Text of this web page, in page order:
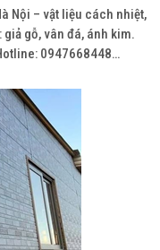
Nội – vật liệu cách nhiệt,
gỗ, vân đá, ánh kim.
0947668448